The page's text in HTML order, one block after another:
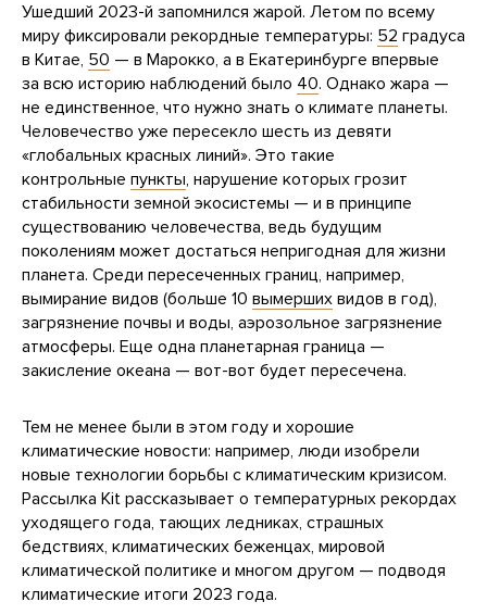
Ушедший 2023-й запомнился жарой. Летом по всему
миру фиксировали рекордные температуры: 52 градуса
в Китае, 50 — в Марокко, а в Екатеринбурге впервые
за всю историю наблюдений было 40. Однако жара —
не единственное, что нужно знать о климате планеты.
Человечество уже пересекло шесть из девяти
«глобальных красных линий». Это такие
контрольные пункты, нарушение которых грозит
стабильности земной экосистемы — и в принципе
существованию человечества, ведь будущим
поколениям может достаться непригодная для жизни
планета. Среди пересеченных границ, например,
вымирание видов (больше 10 вымерших видов в год),
загрязнение почвы и воды, аэрозольное загрязнение
атмосферы. Еще одна планетарная граница —
закисление океана — вот-вот будет пересечена.
Тем не менее были в этом году и хорошие
климатические новости: например, люди изобрели
новые технологии борьбы с климатическим кризисом.
Рассылка Kit рассказывает о температурных рекордах
уходящего года, тающих ледниках, страшных
бедствиях, климатических беженцах, мировой
климатической политике и многом другом — подводя
климатические итоги 2023 года.